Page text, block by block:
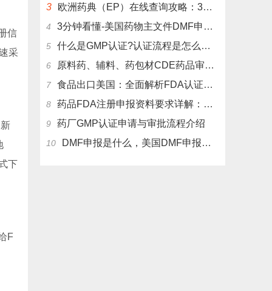
信
采
下
F
3
欧洲药典（EP）在线查询攻略：3分钟掌握官方数据库使用技巧
4 3分钟看懂-美国药物主文件DMF申报流程和管理制度
5 什么是GMP认证?认证流程是怎么样的？
6 原料药、辅料、药包材CDE药品审评中心登记注册流程
7 食品出口美国：全面解析FDA认证流程及关键注意事项
8 药品FDA注册申报资料要求详解：从法规到实操
9 药厂GMP认证申请与审批流程介绍
10 DMF申报是什么，美国DMF申报有几种分类，药物主文件备案流程介绍